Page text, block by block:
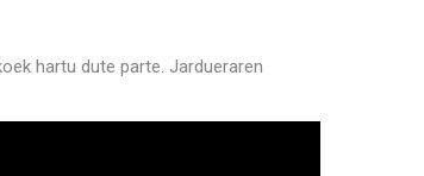
hartu dute parte. Jardueraren